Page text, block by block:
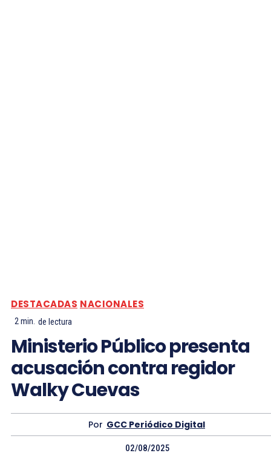
DESTACADAS NACIONALES
2min. de lectura
Ministerio Público presenta
acusación contra regidor
Walky Cuevas
Por GCC Periódico Digital
02/08/2025